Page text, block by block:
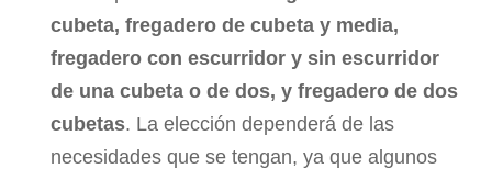
cubeta, fregadero de cubeta y media,
fregadero con escurridor y sin escurridor
de una cubeta o de dos, y fregadero de dos
cubetas. La elección dependerá de las
necesidades que se tengan, ya que algunos